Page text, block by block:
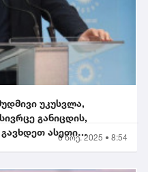
უკუსვლა,
განიცდის,
ასეთი
6 ნოე. 2025 • 8:54